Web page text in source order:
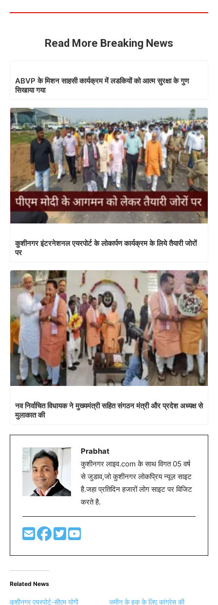
Read More Breaking News
ABVP के मिशन साहसी कार्यक्रम में लडकियों को आत्म सुरक्षा के गुण
सिखाया गया
कुशीनगर इंटरनेशनल एयरपोर्ट के लोकार्पण कार्यक्रम के लिये तैयारी जोरों
पर
नव निर्वाचित विधायक ने मुख्यमंत्री सहित संगठन मंत्री और प्रदेश अध्यक्ष से
मुलाकात की
Prabhat
कुशीनगर लाइव.com के साथ विगत 05 वर्ष
से जुडाव,जो कुशीनगर लोकप्रिय न्यूज़ साइट
है.जहा प्रतिदिन हजारों लोग साइट पर विजिट
करते है.
Related News
कुशीनगर एयरपोर्ट-सीएम योगी जमीन के हक के लिए कांग्रेस की